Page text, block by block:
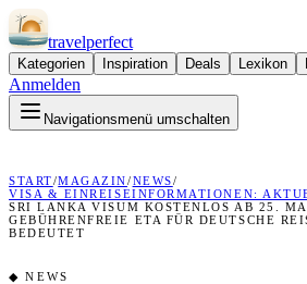
travelperfect
Kategorien Inspiration Deals Lexikon
Anmelden
Navigationsmenü umschalten
START/MAGAZIN/NEWS/
VISA & EINREISEINFORMATIONEN:
SRI LANKA VISUM KOSTENLOS AB 25.
GEBÜHRENFREIE ETA FÜR DEUTSCHE
BEDEUTET
◆NEWS